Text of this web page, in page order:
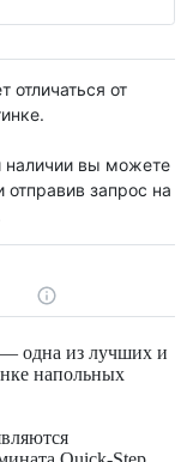
отличаться от
наличии вы можете
запрос на
— одна из лучших и
напольных